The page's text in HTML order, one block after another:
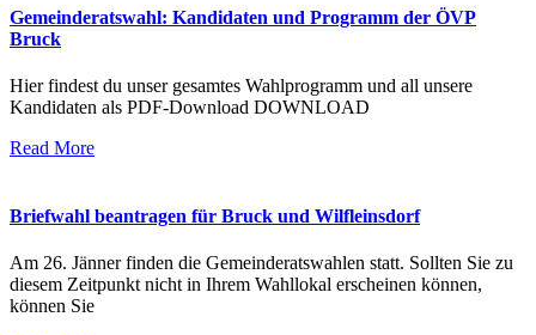
Gemeinderatswahl: Kandidaten und Programm der ÖVP
Bruck
Hier findest du unser gesamtes Wahlprogramm und all unsere
Kandidaten als PDF-Download DOWNLOAD
Read More
Briefwahl beantragen für Bruck und Wilfleinsdorf
Am 26. Jänner finden die Gemeinderatswahlen statt. Sollten Sie zu
diesem Zeitpunkt nicht in Ihrem Wahllokal erscheinen können,
können Sie